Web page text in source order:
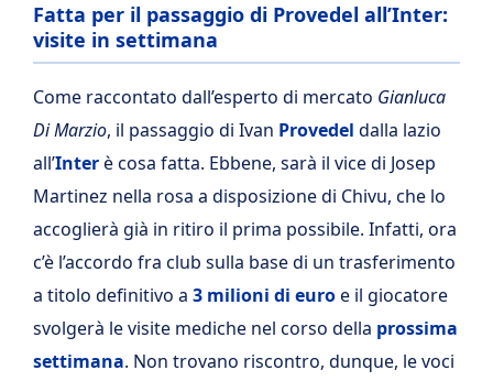
Fatta per il passaggio di Provedel all’Inter:
visite in settimana
Come raccontato dall’esperto di mercato Gianluca
Di Marzio, il passaggio di Ivan Provedel dalla lazio
all’Interè cosa fatta. Ebbene, sarà il vice di Josep
Martinez nella rosa a disposizione di Chivu, che lo
accoglierà già in ritiro il prima possibile. Infatti, ora
c’è l’accordo fra club sulla base di un trasferimento
a titolo definitivo a 3 milioni di euroe il giocatore
svolgerà le visite mediche nel corso della prossima
settimana. Non trovano riscontro, dunque, le voci